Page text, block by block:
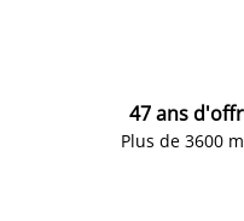
47 ans
Plus de 3600